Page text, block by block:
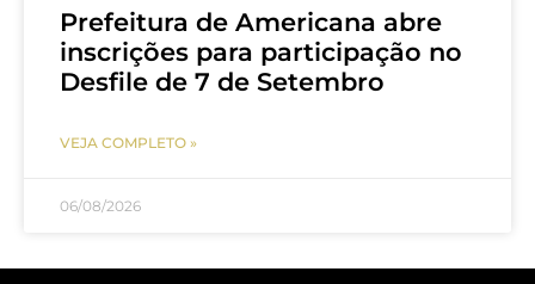
Prefeitura de Americana abre
inscrições para participação no
Desfile de 7 de Setembro
VEJA COMPLETO »
06/08/2026